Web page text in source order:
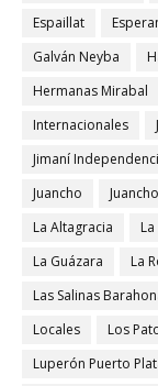
Espaillat
Galván Neyba
Hermanas Mirabal
Internacionales
Jimaní
Juancho
La Altagracia
La Guázara
La
Las Salinas
Locales
Los
Luperón Puerto